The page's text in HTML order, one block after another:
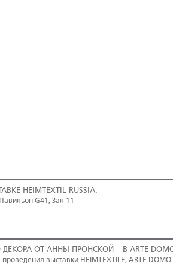
HEIMTEXTIL RUSSIA.
G41, Зал 11
ДЕКОРА ОТ АННЫ ПРОНСКОЙ – В ARTE
выставки HEIMTEXTILE, ARTE